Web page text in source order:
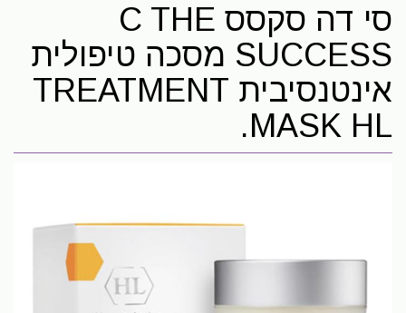
סי דה סקסס C THE
SUCCESS מסכה טיפולית
אינטנסיבית TREATMENT
MASK HL.